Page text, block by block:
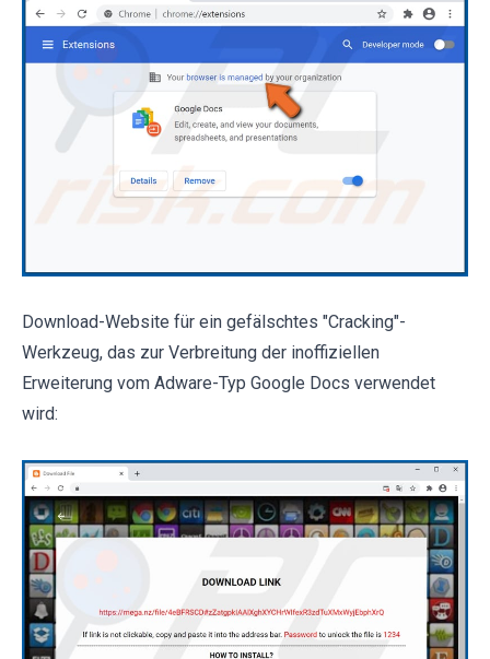
Download-Website für ein gefälschtes "Cracking"-
Werkzeug, das zur Verbreitung der inoffiziellen
Erweiterung vom Adware-Typ Google Docs verwendet
wird: